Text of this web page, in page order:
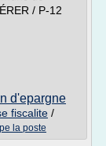
/ P-12
d'epargne
fiscalite /
la poste